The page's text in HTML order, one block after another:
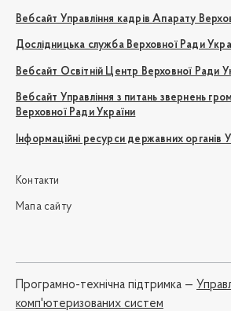
Вебсайт Управління кадрів Апарату
Дослідницька служба Верховної Ради
Вебсайт Освітній Центр Верховної Ради
Вебсайт Управління з питань звернень
Верховної Ради України
Інформаційні ресурси державних органів
Контакти
Мапа сайту
Програмно-технічна підтримка —
комп'ютеризованих систем